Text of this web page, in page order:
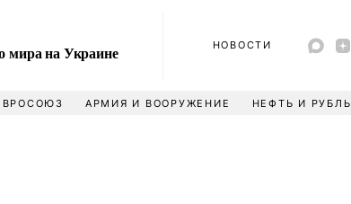
мира на Украине НОВОСТИ
АРМИЯ И ВООРУЖЕНИЕ НЕФТЬ И РУБЛЬ